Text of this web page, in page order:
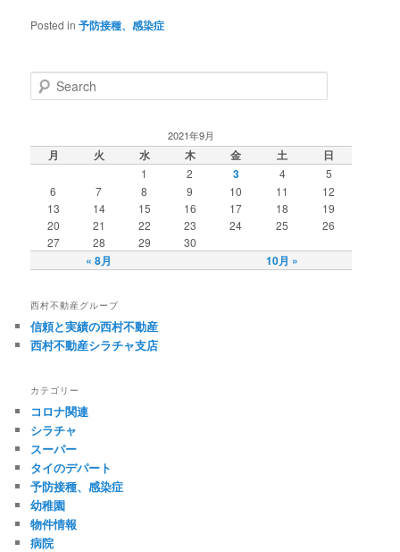
Posted in 予防接種、感染症
Search
2021年9月
月 火 水 木 金 土 日
« 8月 10月 »
1 2 3 4
5
6
7 8 9 10 11
12
13
14 15 16 17 18
19
20
21 22 23 24 25
26
27
28 29 30
西村不動産グループ
信頼と実績の西村不動産
西村不動産シラチャ支店
カテゴリー
コロナ関連
シラチャ
スーパー
タイのデパート
予防接種、感染症
幼稚園
物件情報
病院